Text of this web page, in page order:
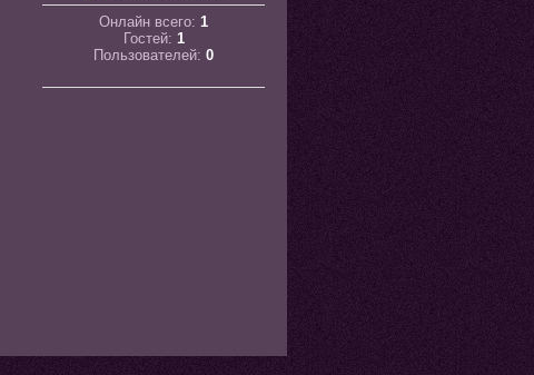
Онлайн всего: 1
Гостей: 1
Пользователей: 0